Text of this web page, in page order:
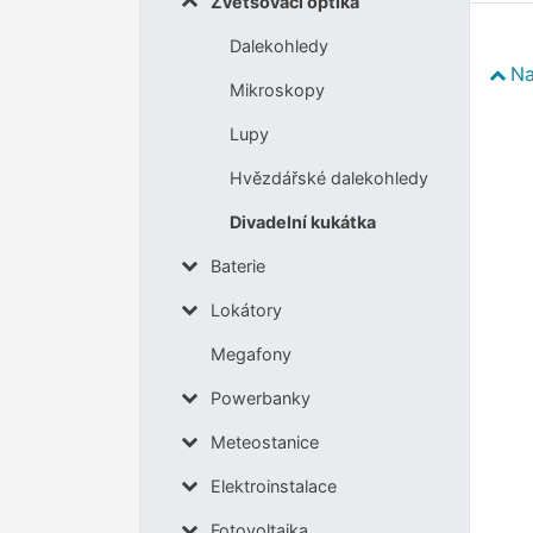
Dalekohledy
Mikroskopy
Lupy
Hvězdářské dalekohledy
Divadelní kukátka
Baterie
Lokátory
Megafony
Powerbanky
Meteostanice
Elektroinstalace